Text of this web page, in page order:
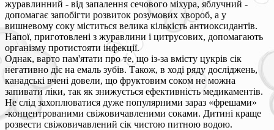
журавлинний - від запалення сечового міхура, яблучний -
допомагає запобігти розвиток розумових хвороб, а у
вишневому соку міститься велика кількість антиоксидантів.
Напої, приготовлені з журавлини і цитрусових, допомагають
організму протистояти інфекції.
Однак, варто пам'ятати про те, що із-за вмісту цукрів сік
негативно діє на емаль зубів. Також, в ході ряду досліджень,
канадські вчені довели, що фруктовим соком не можна
запивати ліки, так як знижується ефективність медикаментів.
Не слід захоплюватися дуже популярними зараз «фрешами»
-концентрованими свіжовичавленими соками. Дитині краще
розвести свіжовичавлений сік чистою питною водою.